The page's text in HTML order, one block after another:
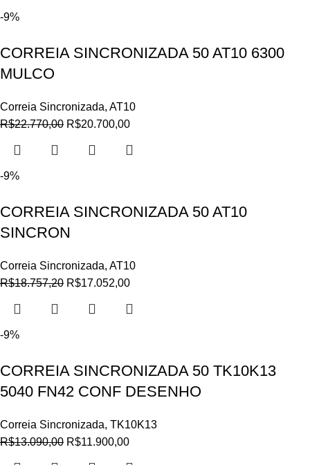
-9%
CORREIA SINCRONIZADA 50 AT10 6300
MULCO
Correia Sincronizada, AT10
R$22.770,00 R$20.700,00
-9%
CORREIA SINCRONIZADA 50 AT10
SINCRON
Correia Sincronizada, AT10
R$18.757,20 R$17.052,00
-9%
CORREIA SINCRONIZADA 50 TK10K13
5040 FN42 CONF DESENHO
Correia Sincronizada, TK10K13
R$13.090,00 R$11.900,00